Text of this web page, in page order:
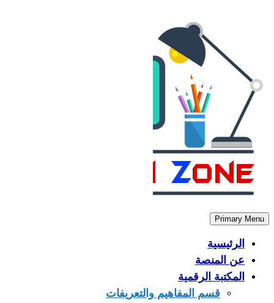
Primary Menu
الرئيسية
عن المنصة
المكتبة الرقمية
قسم المفاهيم والتعريفات